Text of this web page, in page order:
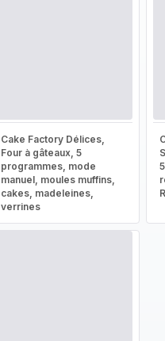
Cake Factory Délices,
Four à gâteaux, 5
programmes, mode
manuel, moules muffins,
cakes, madeleines,
verrines